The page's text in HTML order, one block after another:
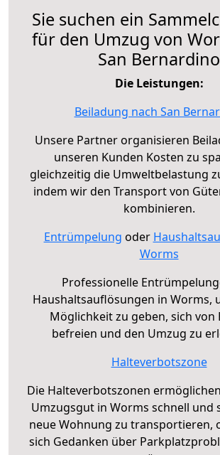
Sie suchen ein
für den Umzug von
San Bernardino
Die Leistungen:
Beiladung nach San
Unsere Partner organisieren
unseren Kunden Kosten zu
gleichzeitig die Umweltbelastung
indem wir den Transport von
kombinieren.
Entrümpelung oder
Worms
Professionelle
Haushaltsauflösungen in Worms,
Möglichkeit zu geben, sich von
befreien und den Umzug zu
Halteverbotszone
Die Halteverbotszonen
Umzugsgut in Worms schnell und
neue Wohnung zu transportieren,
sich Gedanken über